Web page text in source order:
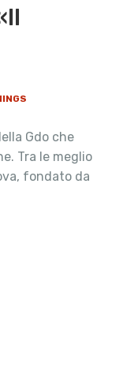
Gdo che
Tra le meglio
fondato da